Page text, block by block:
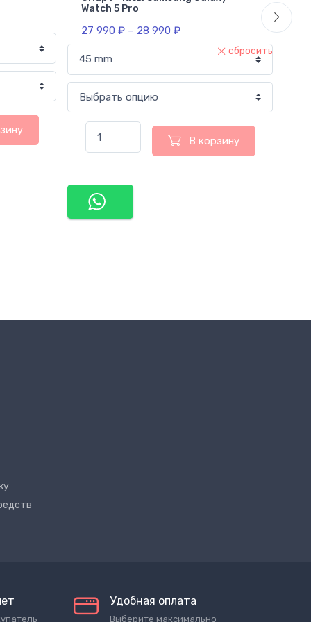
Watch 5 Pro
27 990 ₽ – 28 990 ₽
сбросить
В корзину
Удобная оплата
Выберите максимально